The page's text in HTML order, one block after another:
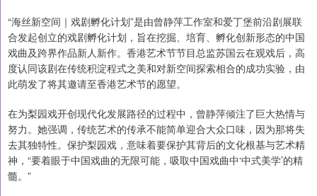
“海丝新空间｜戏剧孵化计划”是由曾静萍工作室和爱丁堡前沿剧展联
合发起创立的戏剧孵化计划，旨在挖掘、培育、孵化创新形态的中国
戏曲及跨界作品新人新作。香港艺术节节目总监苏国云在观戏后，高
度认同该剧在传统积淀程式之美和对新空间探索相合的成功实验，由
此萌发了将其邀请至香港艺术节的愿望。
在为梨园戏开创现代化发展路径的过程中，曾静萍倾注了巨大热情与
努力。她强调，传统艺术的传承不能简单迎合大众口味，因为那将失
去其独特性。保护梨园戏，意味着要保护其背后的文化根基与艺术精
神，“要着眼于中国戏曲的无限可能，吸取中国戏曲中‘中式美学’的精
髓。”